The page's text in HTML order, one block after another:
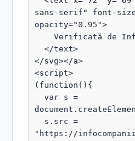
sans-serif" font-
opacity="0.95">
</svg></a>
<script>
(function(){
"https://